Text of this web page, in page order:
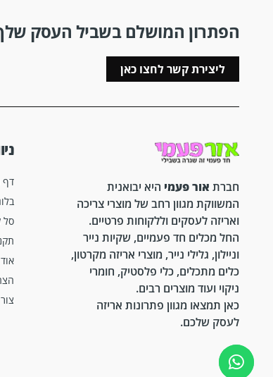
הפתרון המושלם בשביל העסק
ליצירת קשר לחצו כאן
חברת אור פעמי היא יבואנית
המשווקת מגוון רחב של מוצרי צריכה
ואריזה לעסקים וללקוחות פרטיים.
החל מכלים חד פעמיים, שקיות נייר
וניילון, גלילי נייר, מוצרי אריזה מקרטון,
כלים מתכלים, כלי פלסטיק, חומרי
ניקוי ועוד מוצרים רבים.
כאן תמצאו מגוון פתרונות אריזה
לעסק שלכם.
דף
סל